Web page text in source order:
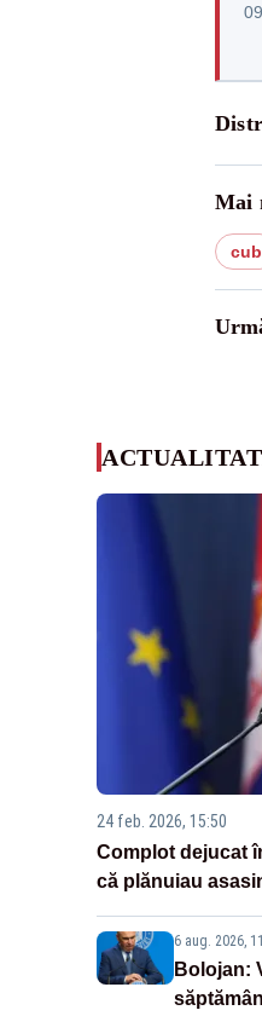
Mai
cub
24 feb. 2026, 15:50
Complot dejucat
că plănuiau
6 aug. 2026,
Bolojan: